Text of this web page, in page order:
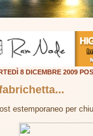
8 DICEMBRE 2009
estemporaneo per